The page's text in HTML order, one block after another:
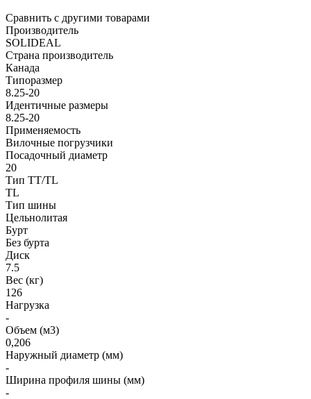
Сравнить с другими товарами
Производитель
SOLIDEAL
Страна производитель
Канада
Типоразмер
8.25-20
Идентичные размеры
8.25-20
Применяемость
Вилочные погрузчики
Посадочный диаметр
20
Тип TT/TL
TL
Тип шины
Цельнолитая
Бурт
Без бурта
Диск
7.5
Вес (кг)
126
Нагрузка
-
Объем (м3)
0,206
Наружный диаметр (мм)
-
Ширина профиля шины (мм)
-